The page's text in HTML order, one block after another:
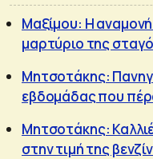
Μαξίμου: Η
μαρτύριο της
Μητσοτάκης:
εβδομάδας που
Μητσοτάκης:
στην τιμή της